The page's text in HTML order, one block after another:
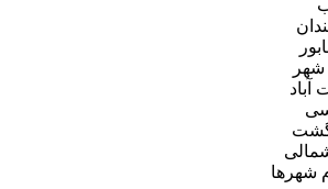
شهر
آباد
شهر‌ها